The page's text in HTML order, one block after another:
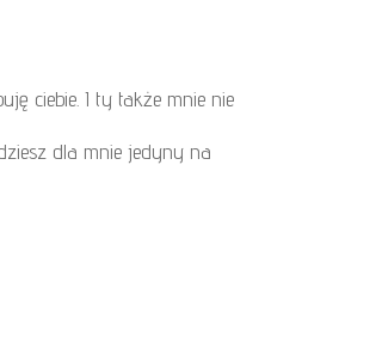
ciebie. I ty także mnie nie
dla mnie jedyny na